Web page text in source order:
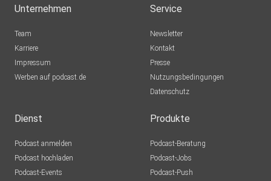
Unternehmen
Team
Karriere
Impressum
Werben auf podcast.de
Service
Newsletter
Kontakt
Presse
Nutzungsbedingungen
Datenschutz
Dienst
Podcast anmelden
Podcast hochladen
Podcast-Events
Produkte
Podcast-Beratung
Podcast-Jobs
Podcast-Push